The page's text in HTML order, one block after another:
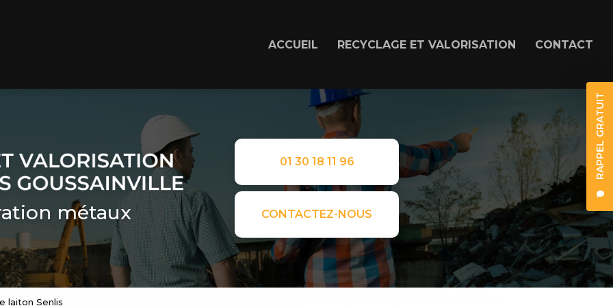
RAPPEL GRATUIT
ACCUEIL RECYCLAGE ET VALORISATION CONTACT
métaux
01 30 18 11 96
CONTACTEZ-NOUS
laiton Senlis